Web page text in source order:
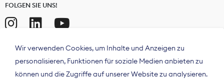
FOLGEN SIE UNS!
Wir verwenden Cookies, um Inhalte und Anzeigen zu
personalisieren, Funktionen für soziale Medien anbieten zu
können und die Zugriffe auf unserer Website zu analysieren.